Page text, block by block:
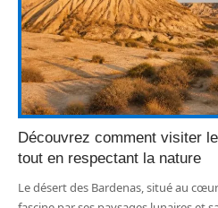
Découvrez comment visiter
tout en respectant la nature
Le désert des Bardenas, situé au